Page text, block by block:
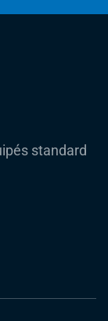
standard